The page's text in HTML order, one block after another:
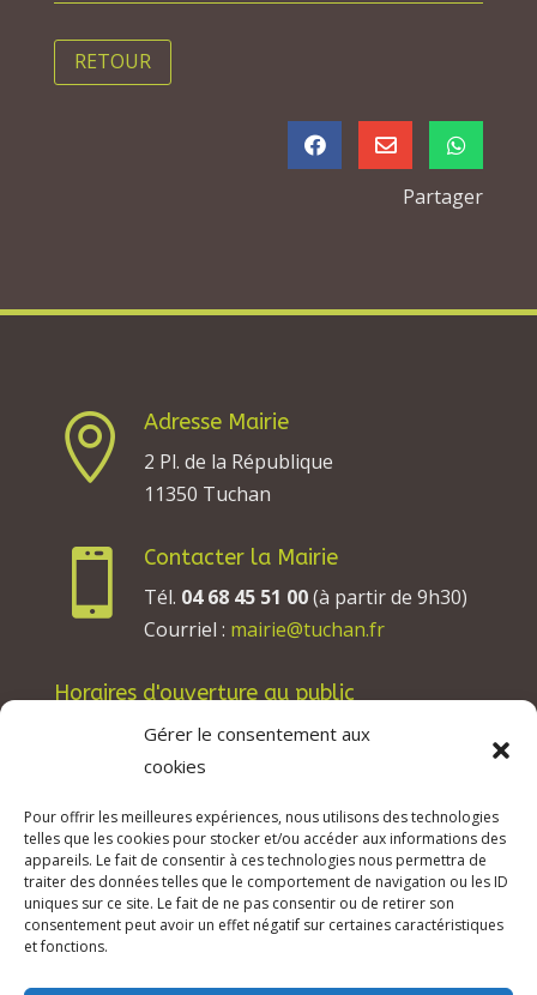
Gérer le consentement aux
cookies
Pour offrir les meilleures expériences, nous utilisons des technologies
telles que les cookies pour stocker et/ou accéder aux informations des
appareils. Le fait de consentir à ces technologies nous permettra de
traiter des données telles que le comportement de navigation ou les ID
uniques sur ce site. Le fait de ne pas consentir ou de retirer son
consentement peut avoir un effet négatif sur certaines caractéristiques
et fonctions.
RETOUR
  
Partager

Adresse Mairie
2 Pl. de la République
11350 Tuchan

Contacter la Mairie
Tél. 04 68 45 51 00(à partir de 9h30)
Courriel : mairie@tuchan.fr
Horaires d'ouverture au public
Les lundis, mardis et jeudis : de 8h à 12h et de
13h30 à 17h30.
Les vendredis : de 8h à 12h.
© 2026 Mairie de Tuchan | Site Internet réalisé